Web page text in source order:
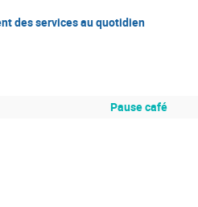
des services au quotidien
Pause café